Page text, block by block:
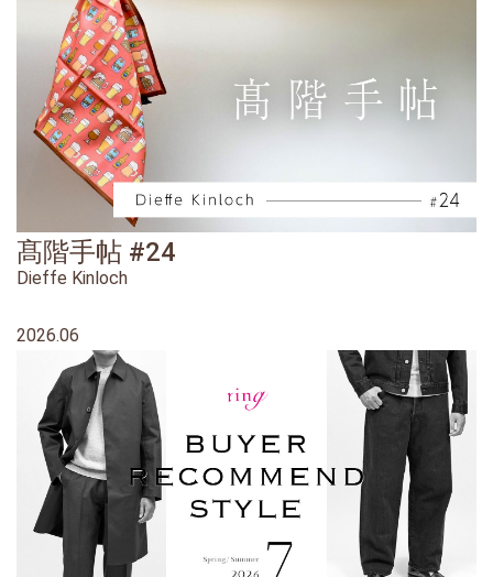
髙階手帖 #24
Dieffe Kinloch
2026.06